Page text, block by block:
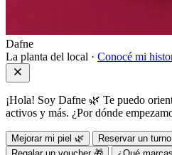
Dafne
La planta del local · Conocé mi
¡Hola! Soy Dafne 🌿 Te puedo
activos y más. ¿Por dónde
Mejorar mi piel 🌿 Reservar un turno